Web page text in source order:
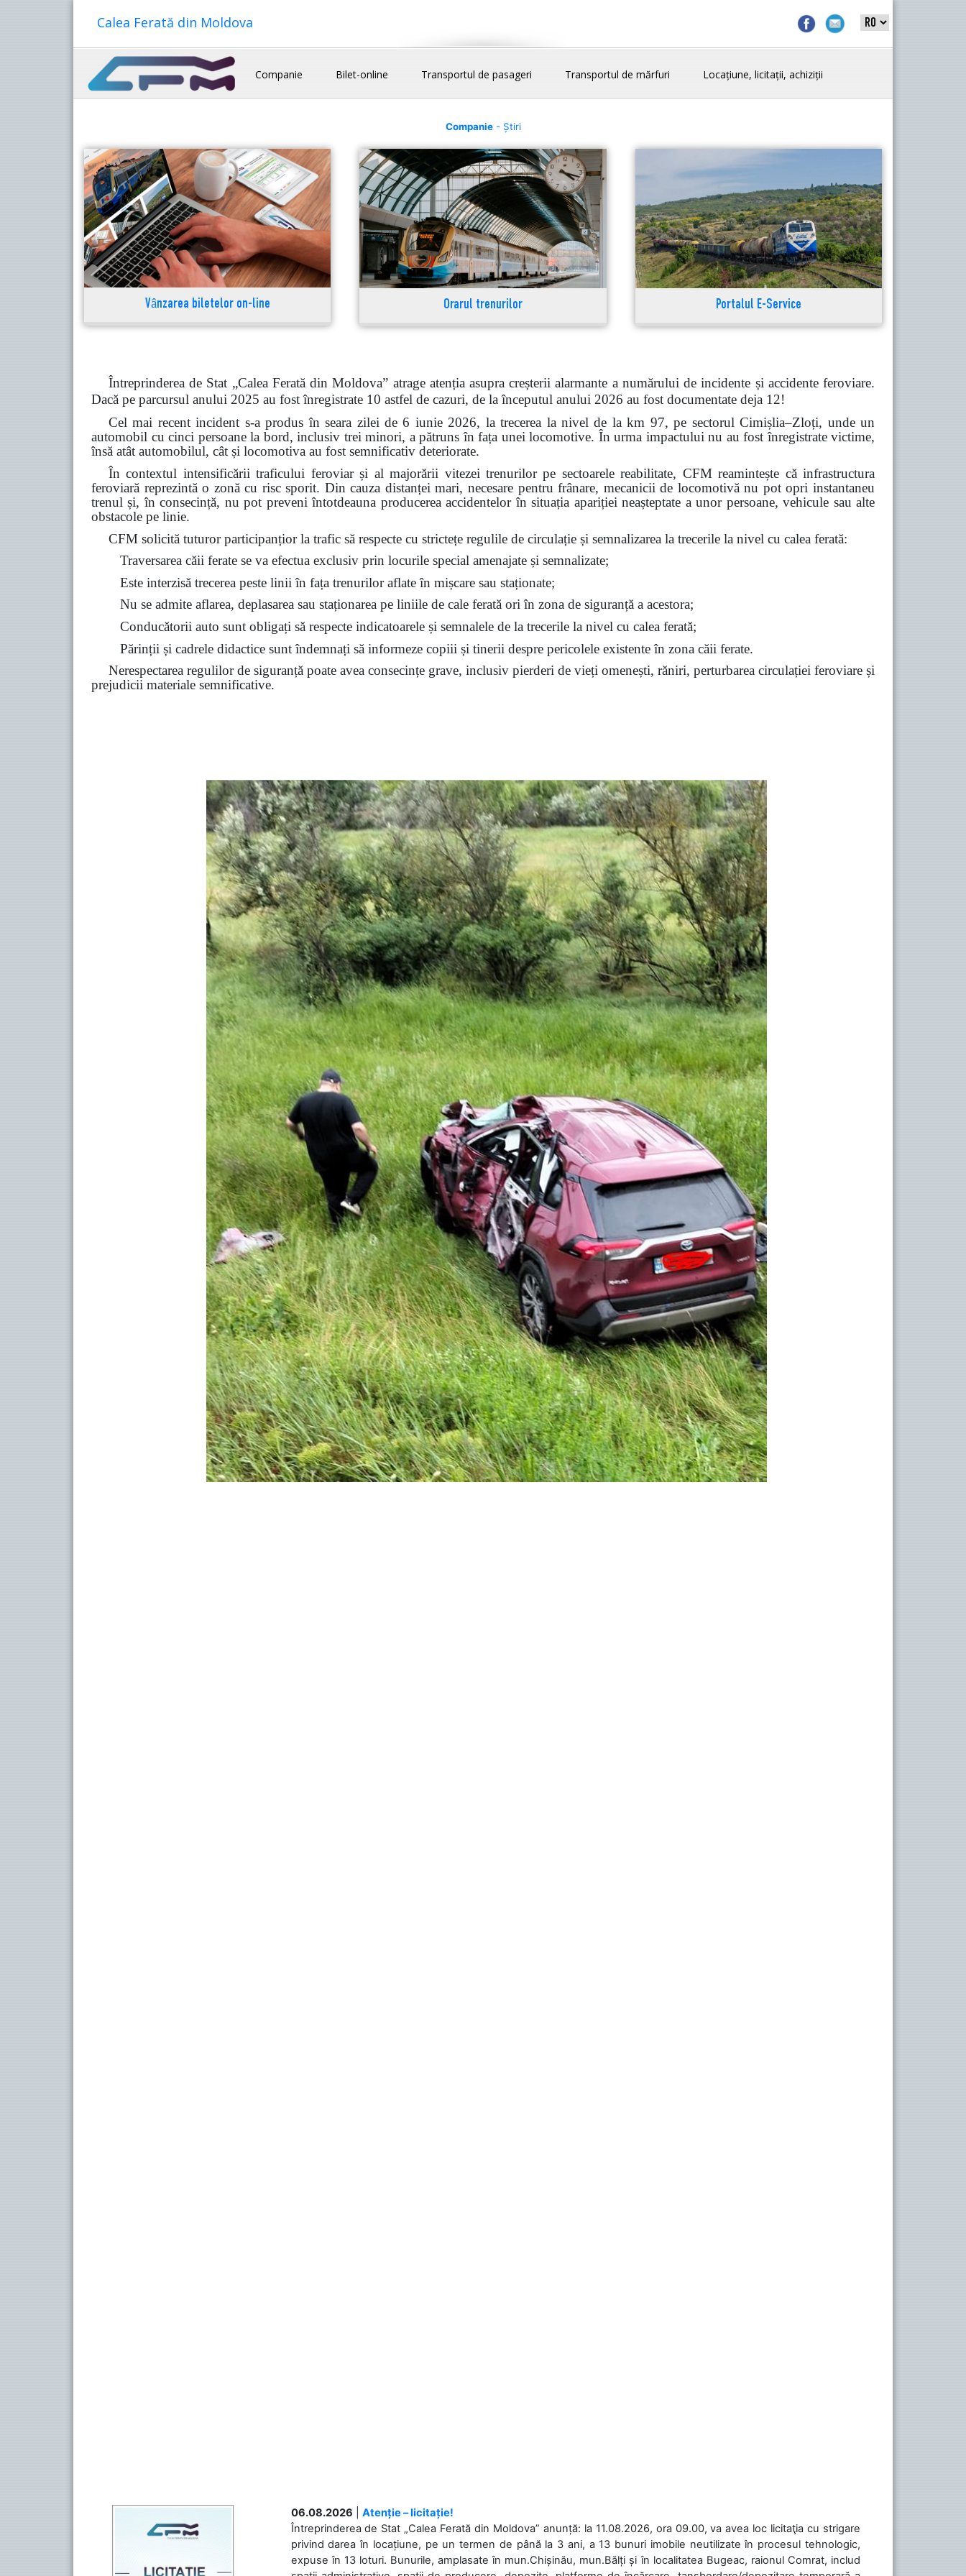
Calea Ferată din Moldova
Companie Bilet-online Transportul de pasageri Transportul de mărfuri Locațiune, licitații, achiziții
Companie- Știri
Vânzarea biletelor on-line Orarul trenurilor Portalul E-Service
Întreprinderea de Stat „Calea Ferată din Moldova” atrage atenția asupra creșterii alarmante a numărului de incidente și accidente feroviare.
Dacă pe parcursul anului 2025 au fost înregistrate 10 astfel de cazuri, de la începutul anului 2026 au fost documentate deja 12!
Cel mai recent incident s-a produs în seara zilei de 6 iunie 2026, la trecerea la nivel de la km 97, pe sectorul Cimișlia–Zloți, unde un
automobil cu cinci persoane la bord, inclusiv trei minori, a pătruns în fața unei locomotive. În urma impactului nu au fost înregistrate victime,
însă atât automobilul, cât și locomotiva au fost semnificativ deteriorate.
În contextul intensificării traficului feroviar și al majorării vitezei trenurilor pe sectoarele reabilitate, CFM reamintește că infrastructura
feroviară reprezintă o zonă cu risc sporit. Din cauza distanței mari, necesare pentru frânare, mecanicii de locomotivă nu pot opri instantaneu
trenul și, în consecință, nu pot preveni întotdeauna producerea accidentelor în situația apariției neașteptate a unor persoane, vehicule sau alte
obstacole pe linie.
CFM solicită tuturor participanțior la trafic să respecte cu strictețe regulile de circulație și semnalizarea la trecerile la nivel cu calea ferată:
Traversarea căii ferate se va efectua exclusiv prin locurile special amenajate și semnalizate;
Este interzisă trecerea peste linii în fața trenurilor aflate în mișcare sau staționate;
Nu se admite aflarea, deplasarea sau staționarea pe liniile de cale ferată ori în zona de siguranță a acestora;
Conducătorii auto sunt obligați să respecte indicatoarele și semnalele de la trecerile la nivel cu calea ferată;
Părinții și cadrele didactice sunt îndemnați să informeze copiii și tinerii despre pericolele existente în zona căii ferate.
Nerespectarea regulilor de siguranță poate avea consecințe grave, inclusiv pierderi de vieți omenești, răniri, perturbarea circulației feroviare și
prejudicii materiale semnificative.
06.08.2026
Atenție – licitație!
Întreprinderea de Stat „Calea Ferată din Moldova” anunță: la 11.08.2026, ora 09.00, va avea loc licitaţia cu strigare
privind darea în locațiune, pe un termen de până la 3 ani, a 13 bunuri imobile neutilizate în procesul tehnologic,
expuse în 13 loturi. Bunurile, amplasate în mun.Chișinău, mun.Bălți și în localitatea Bugeac, raionul Comrat, includ